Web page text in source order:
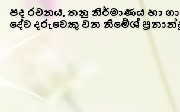
පද රචනය, තනු නිර්මාණය හා
දේව දරුවෙකු වන නිමේශ්